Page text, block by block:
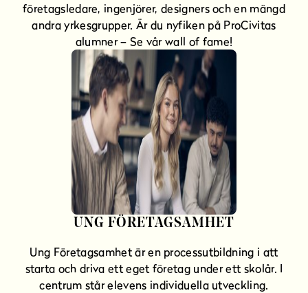
företagsledare, ingenjörer, designers och en mängd
andra yrkesgrupper. Är du nyfiken på ProCivitas
alumner – Se vår wall of fame!
UNG FÖRETAGSAMHET
Ung Företagsamhet är en processutbildning i att
starta och driva ett eget företag under ett skolår. I
centrum står elevens individuella utveckling.